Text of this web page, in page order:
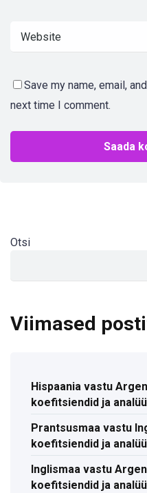
Save my name, email,
next time I comment.
Otsi
Viimased
Hispaania vastu
koefitsiendid ja
Prantsusmaa vastu
koefitsiendid ja
Inglismaa vastu
koefitsiendid ja